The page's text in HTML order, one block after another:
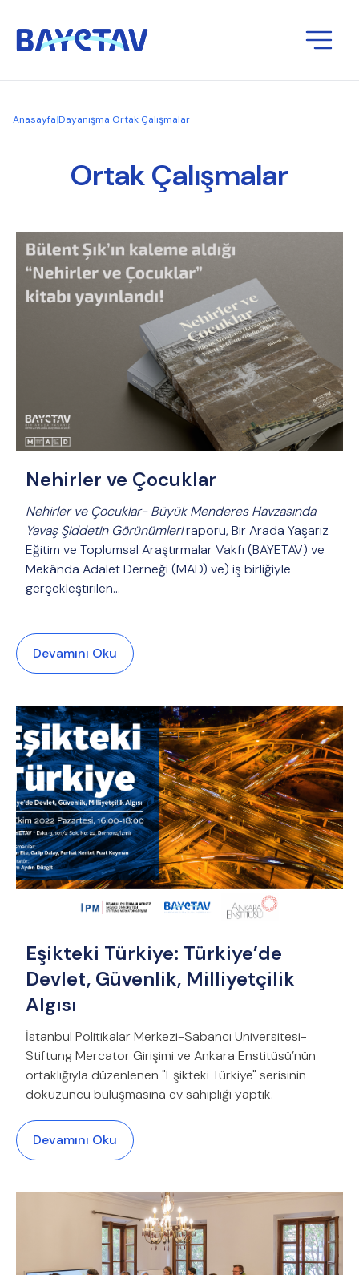
Anasayfa|Dayanışma|Ortak Çalışmalar
Ortak Çalışmalar
Nehirler ve Çocuklar
Nehirler ve Çocuklar- Büyük Menderes Havzasında
Yavaş Şiddetin Görünümleriraporu, Bir Arada Yaşarız
Eğitim ve Toplumsal Araştırmalar Vakfı (BAYETAV) ve
Mekânda Adalet Derneği (MAD) ve) iş birliğiyle
gerçekleştirilen…
Devamını Oku
Eşikteki Türkiye: Türkiye’de
Devlet, Güvenlik, Milliyetçilik
Algısı
İstanbul Politikalar Merkezi-Sabancı Üniversitesi-
Stiftung Mercator Girişimi ve Ankara Enstitüsü’nün
ortaklığıyla düzenlenen "Eşikteki Türkiye" serisinin
dokuzuncu buluşmasına ev sahipliği yaptık.
Devamını Oku